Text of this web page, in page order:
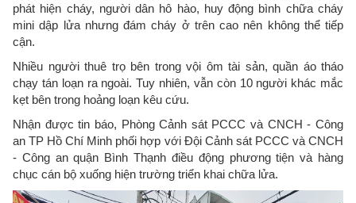
phát hiện cháy, người dân hô hào, huy động bình chữa cháy
mini dập lửa nhưng đám cháy ở trên cao nên không thể tiếp
cận.
Nhiều người thuê trọ bên trong vội ôm tài sản, quần áo tháo
chạy tán loạn ra ngoài. Tuy nhiên, vẫn còn 10 người khác mắc
kẹt bên trong hoảng loạn kêu cứu.
Nhận được tin báo, Phòng Cảnh sát PCCC và CNCH - Công
an TP Hồ Chí Minh phối hợp với Đội Cảnh sát PCCC và CNCH
- Công an quận Bình Thạnh điều động phương tiện và hàng
chục cán bộ xuống hiện trường triển khai chữa lửa.